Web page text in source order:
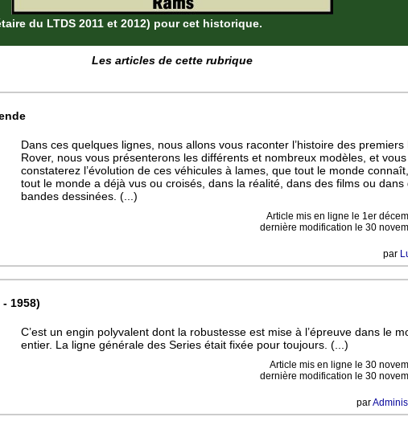
du LTDS 2011 et 2012) pour cet historique.
Les articles de cette rubrique
Dans ces quelques lignes, nous allons vous raconter l’histoire des premiers
Rover, nous vous présenterons les différents et nombreux modèles, et vous
constaterez l’évolution de ces véhicules à lames, que tout le monde
tout le monde a déjà vus ou croisés, dans la réalité, dans des films ou dans
bandes dessinées. (...)
Article mis en ligne le 1er
dernière modification le 30
par
- 1958)
C’est un engin polyvalent dont la robustesse est mise à l’épreuve dans le
entier. La ligne générale des Series était fixée pour toujours. (...)
Article mis en ligne le 30
dernière modification le 30
par